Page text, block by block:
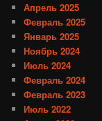
Апрель 2025
Февраль 2025
Январь 2025
Ноябрь 2024
Июль 2024
Февраль 2024
Февраль 2023
Июль 2022